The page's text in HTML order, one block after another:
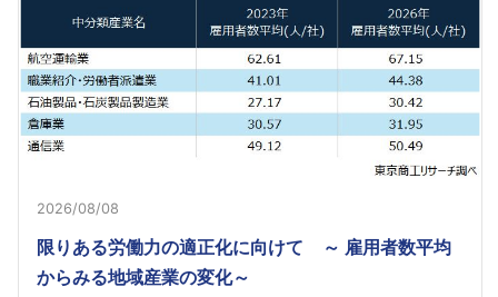
2026/08/08
限りある労働力の適正化に向けて ～ 雇用者数平均
からみる地域産業の変化～